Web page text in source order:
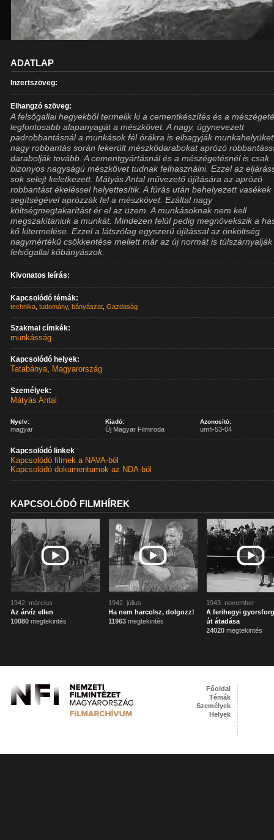
ADATLAP
Inzertszöveg:
Elhangzó szöveg:
A felsőgallai hegyekből termelik ki a cementkészítés és a
legfontosabb alapanyagát a mészkövet. A nagy, úgynevezett
padrobbantásnál a munkások fél órákra is elhagyják
nagy robbantás során lekerült mészkődarabokat aprózó
darabolják tovább. A cementgyártásnál és a mészégetésnél is csak
bizonyos nagyságú mészkövet tudnak felhasználni. Ezzel az
sok selejt keletkezett. Mátyás Antal művezető újítására az aprózó
robbantást ékeléssel helyettesítik. A fúrás után behelyezett vasékek
segítségével aprózzák fel a mészkövet. Ezáltal nagy
költségmegtakarítást ér el az üzem. A munkásoknak nem kell
megszakítaniuk a munkát. Mindezen felül pedig megnövekszik a
kő kitermelése. Ezzel a látszólag egyszerű újítással az önköltség
nagymértékű csökkentése mellett már az új normát is
felsőgallai kőbányászok.
Kivonatos leírás:
Kapcsolódó témák:
technika ,tudomány,bányászat ,Gazdaság
Szakmai címkék:
munkásság
Kapcsolódó helyek:
Tatabánya, Magyarország
Személyek:
Mátyás Antal
Nyelv:
magyar
Kiadó:
Új Magyar Filmiroda
Azonosító:
umfi-53-04
Kapcsolódó linkek
Kapcsolódó filmek a NAVA-ból
Kapcsolódó dokumentumok az NDA-ból
KAPCSOLÓDÓ FILMHÍREK
1942. március
Az árvíz ellen
10080 megtekintés
1942. július
Ha nem harcolsz, dolgozz!
11963 megtekintés
1943. november
A ferihegyi
út átadása
24020 megtekintés
Főoldal
Témák
Személyek
Helyek